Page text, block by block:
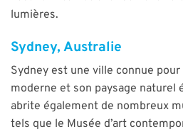
lumières.
Sydney, Australie
Sydney est une ville connue
moderne et son paysage naturel
abrite également de nombreux
tels que le Musée d’art